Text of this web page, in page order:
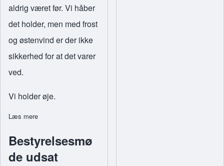
aldrig været før. Vi håber
det holder, men med frost
og østenvind er der ikke
sikkerhed for at det varer
ved.
Vi holder øje.
Læs mere
Bestyrelsesmø
de udsat